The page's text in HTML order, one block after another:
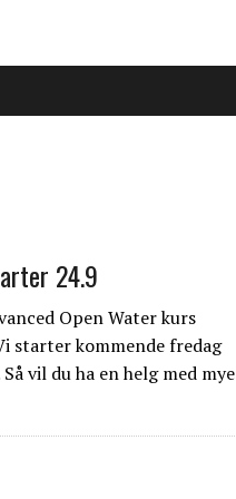
24.9
Open Water kurs
starter kommende fredag
vil du ha en helg med mye